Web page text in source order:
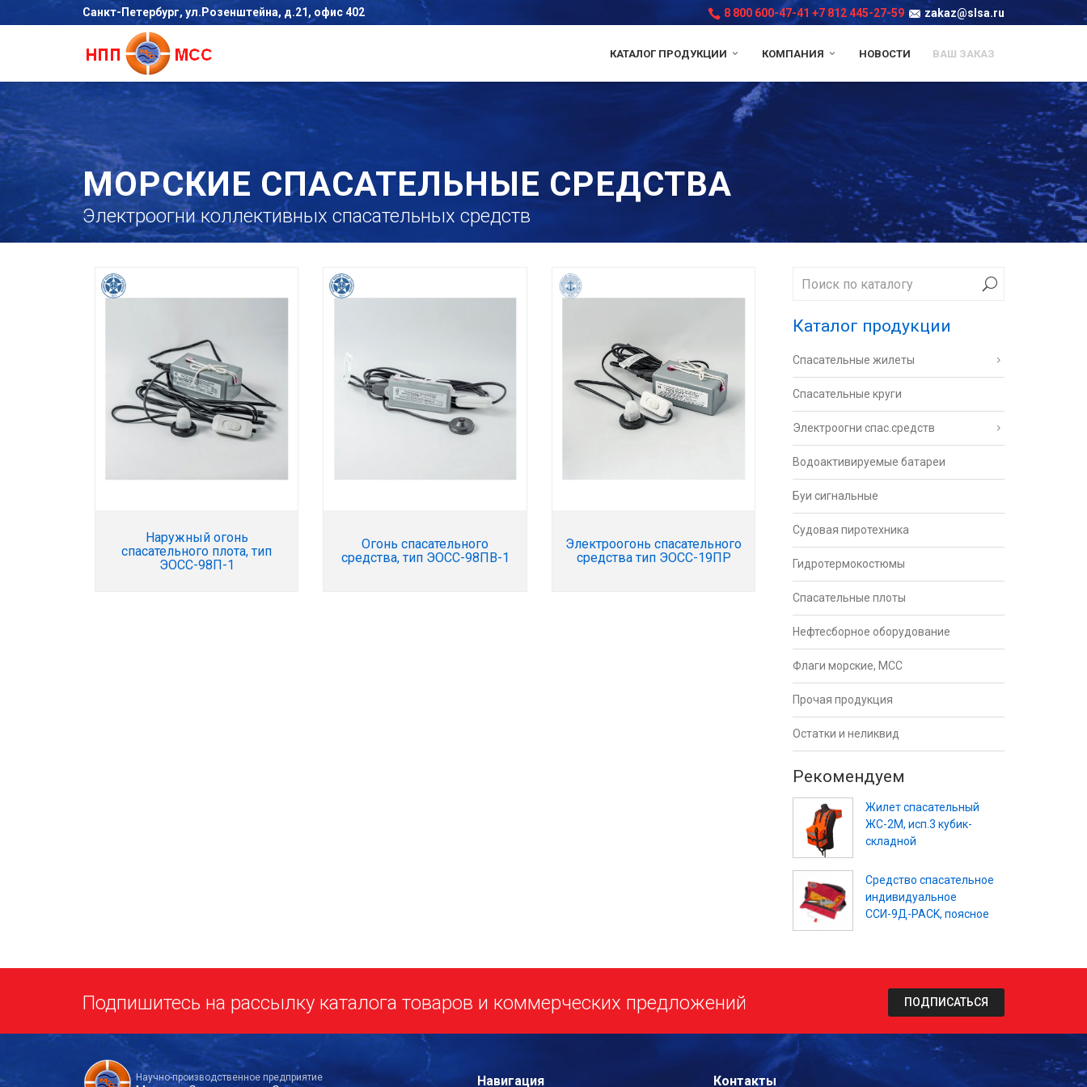
Санкт-Петербург, ул.Розенштейна, д.21, офис 402 8 800 600-47-41 +7 812 445-27-59 zakaz@slsa.ru
КАТАЛОГ ПРОДУКЦИИ КОМПАНИЯ НОВОСТИ ВАШ ЗАКАЗ
МОРСКИЕ СПАСАТЕЛЬНЫЕ СРЕДСТВА
Электроогни коллективных спасательных средств
Наружный огонь
спасательного плота, тип
ЭОСС-98П-1
Огонь спасательного
средства, тип ЭОСС-98ПВ-1
Электроогонь спасательного
средства тип ЭОСС-19ПР
Каталог продукции
Спасательные жилеты
Спасательные круги
Электроогни спас.средств
Водоактивируемые батареи
Буи сигнальные
Судовая пиротехника
Гидротермокостюмы
Спасательные плоты
Нефтесборное оборудование
Флаги морские, МСС
Прочая продукция
Остатки и неликвид
Рекомендуем
Жилет спасательный
ЖС-2М, исп.3 кубик-
складной
Средство спасательное
индивидуальное
ССИ-9Д-PACK, поясное
Подпишитесь на рассылку каталога товаров и коммерческих предложений ПОДПИСАТЬСЯ
Научно-производственное предприятие Навигация Контакты